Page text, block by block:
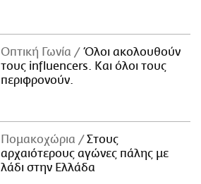
Οπτική Γωνία
Όλοι ακολουθούν
τους influencers. Και όλοι τους
περιφρονούν.
Πομακοχώρια
Στους
αρχαιότερους αγώνες πάλης με
λάδι στην Ελλάδα